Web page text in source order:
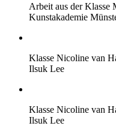
Arbeit aus der
Kunstakademie
Klasse Nicoline van
Ilsuk Lee
Klasse Nicoline van
Ilsuk Lee